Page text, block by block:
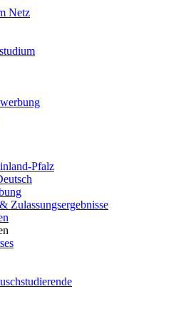
Netz
Pfalz
Zulassungsergebnisse